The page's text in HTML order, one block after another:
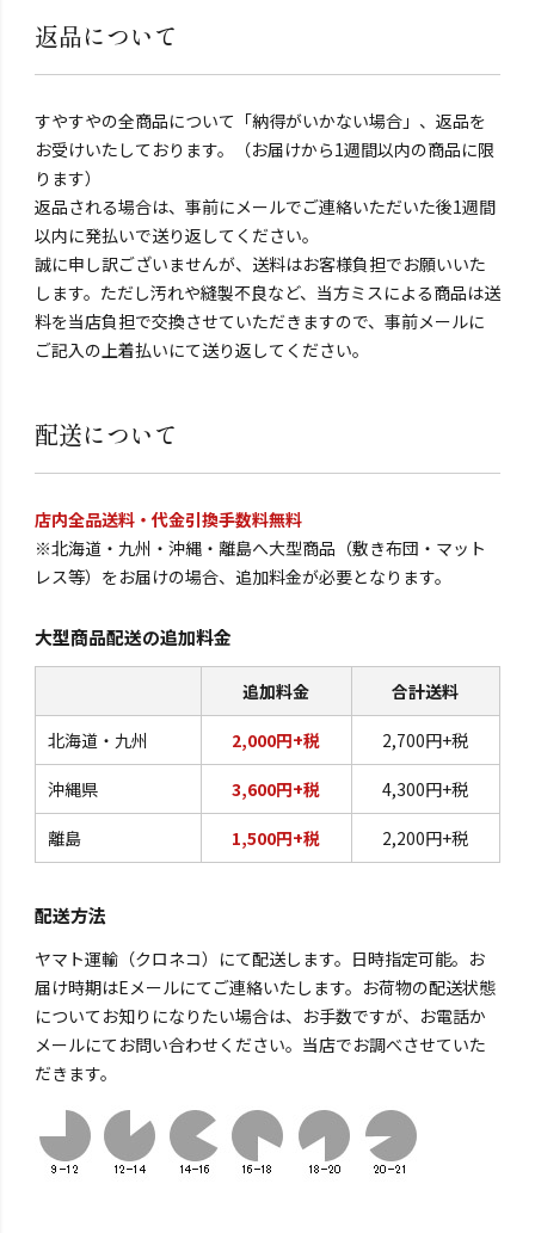
返品について
すやすやの全商品について「納得がいかない場合」、返品を
お受けいたしております。（お届けから1週間以内の商品に限
ります）
返品される場合は、事前にメールでご連絡いただいた後1週間
以内に発払いで送り返してください。
誠に申し訳ございませんが、送料はお客様負担でお願いいた
します。ただし汚れや縫製不良など、当方ミスによる商品は送
料を当店負担で交換させていただきますので、事前メールに
ご記入の上着払いにて送り返してください。
配送について
店内全品送料・代金引換手数料無料
※北海道・九州・沖縄・離島へ大型商品（敷き布団・マット
レス等）をお届けの場合、追加料金が必要となります。
大型商品配送の追加料金
追加料金 合計送料
北海道・九州 2,000円+税 2,700円+税
沖縄県 3,600円+税 4,300円+税
離島 1,500円+税 2,200円+税
配送方法
ヤマト運輸（クロネコ）にて配送します。日時指定可能。お
届け時期はEメールにてご連絡いたします。お荷物の配送状態
についてお知りになりたい場合は、お手数ですが、お電話か
メールにてお問い合わせください。当店でお調べさせていた
だきます。